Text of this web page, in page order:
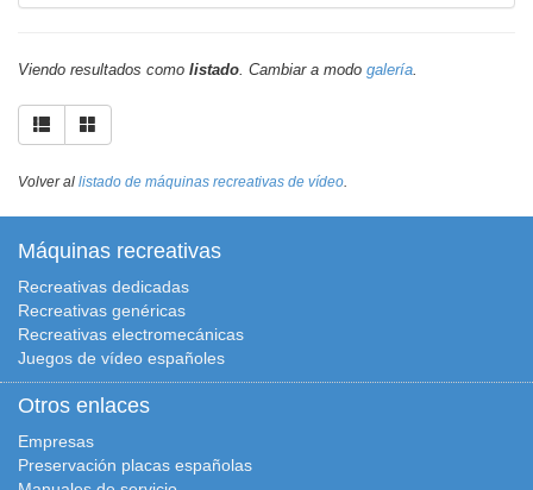
Viendo resultados como listado. Cambiar a modo galería.
Volver al listado de máquinas recreativas de vídeo.
Máquinas recreativas
Recreativas dedicadas
Recreativas genéricas
Recreativas electromecánicas
Juegos de vídeo españoles
Otros enlaces
Empresas
Preservación placas españolas